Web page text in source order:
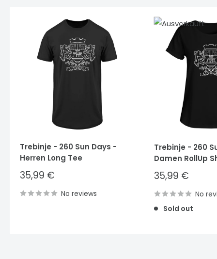
Trebinje - 260 Sun Days -
Herren Long Tee
Sale
price
35,99 €
No reviews
Trebinje - 260
Damen RollUp
Sale
price
35,99 €
No
Sold out